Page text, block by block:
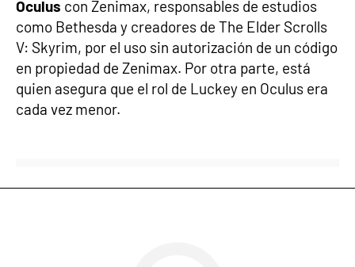
Oculus con Zenimax, responsables de estudios
como Bethesda y creadores de The Elder Scrolls
V: Skyrim, por el uso sin autorización de un código
en propiedad de Zenimax. Por otra parte, está
quien asegura que el rol de Luckey en Oculus era
cada vez menor.